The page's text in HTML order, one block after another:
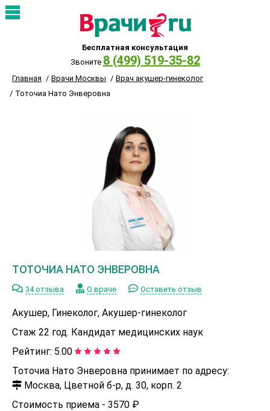
Бесплатная консультация
Звоните 8 (499) 519-35-82
Главная Врачи Москвы
Врач акушер-гинеколог
Тоточиа Нато Энверовна
ТОТОЧИА НАТО ЭНВЕРОВНА
34 отзыва О враче Оставить отзыв
Акушер, Гинеколог, Акушер-гинеколог
Стаж 22 год. Кандидат медицинских наук
Рейтинг: 5.00
Тоточиа Нато Энверовна принимает по адресу:
Москва, Цветной б-р, д. 30, корп. 2
Стоимость приема - 3570 ₽